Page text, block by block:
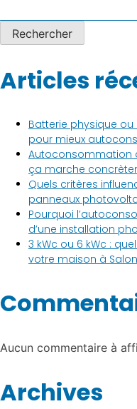
Rechercher
Articles
Batterie physique
pour mieux
Autoconsommation
ça marche
Quels critères
panneaux
Pourquoi
d’une installation
3 kWc ou 6 kWc :
votre maison à
Aucun commentaire à
Archives